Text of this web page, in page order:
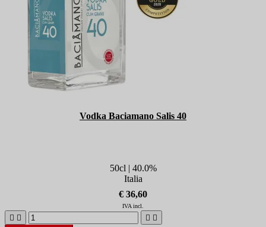
Vodka Baciamano Salis 40
50cl | 40.0%
Italia
€ 36,60
IVA incl.
   